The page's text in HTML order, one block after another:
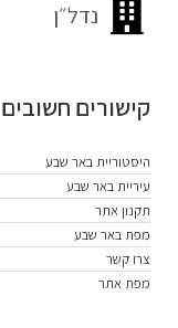
נדל״ן
קישורים חשובים
היסטוריית באר שבע
עיריית באר שבע
תקנון אתר
מפת באר שבע
צרו קשר
מפת אתר